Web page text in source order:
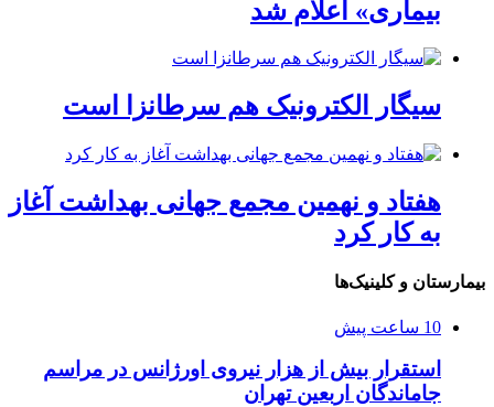
بیماری» اعلام شد
سیگار الکترونیک هم سرطانزا است
هفتاد و نهمین مجمع جهانی بهداشت آغاز
به کار کرد
بیمارستان و کلینیک‌ها
10 ساعت پیش
استقرار بیش از هزار نیروی اورژانس در مراسم
جاماندگان اربعین تهران